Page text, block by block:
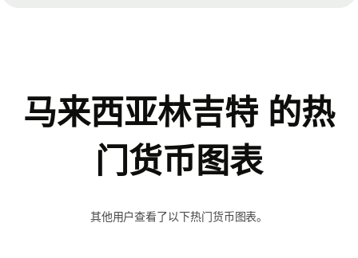
马来西亚林吉特 的热
门货币图表
其他用户查看了以下热门货币图表。